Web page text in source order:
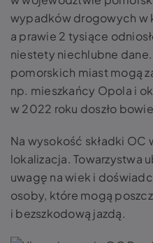
wypadków drogowych w
a prawie 2 tysiące
niestety niechlubne
pomorskich miast mogą
np. mieszkańcy Opola i
w 2022 roku doszło
Na wysokość składki OC
lokalizacja. Towarzystwa
uwagę na wiek i
osoby, które mogą
i bezszkodową jazdą.